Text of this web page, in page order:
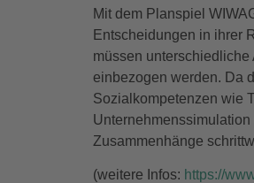
Mit dem Planspiel
Entscheidungen in ihrer
müssen
einbezogen werden. Da
Sozialkompetenzen wie
Zusammenhänge
(weitere Infos: https://